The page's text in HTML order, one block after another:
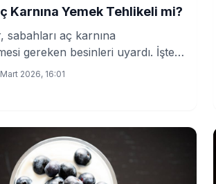
Karnına Yemek Tehlikeli mi?
sabahları aç karnına
gereken besinleri uyardı. İşte o
2026, 16:01